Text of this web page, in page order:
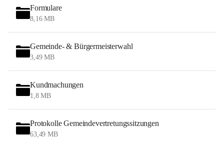
Formulare
8,16 MB
Gemeinde- & Bürgermeisterwahl
3,49 MB
Kundmachungen
1,8 MB
Protokolle Gemeindevertretungssitzungen
63,49 MB